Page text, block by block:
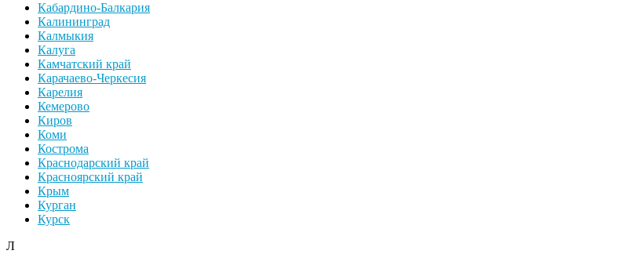
Кабардино-Балкария
Калининград
Калмыкия
Калуга
Камчатский край
Карачаево-Черкесия
Карелия
Кемерово
Киров
Коми
Кострома
Краснодарский край
Красноярский край
Крым
Курган
Курск
Л